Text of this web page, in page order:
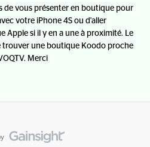
de vous présenter en boutique pour
votre iPhone 4S ou d'aller
Apple si il y en a une à proximité. Le
trouver une boutique Koodo proche
Merci